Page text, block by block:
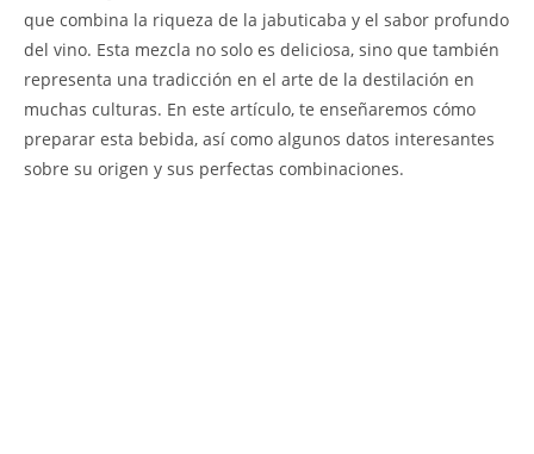
que combina la riqueza de la jabuticaba y el sabor profundo
del vino. Esta mezcla no solo es deliciosa, sino que también
representa una tradicción en el arte de la destilación en
muchas culturas. En este artículo, te enseñaremos cómo
preparar esta bebida, así como algunos datos interesantes
sobre su origen y sus perfectas combinaciones.